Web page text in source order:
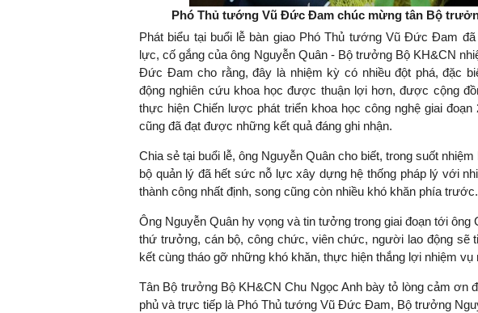
Phó Thủ tướng Vũ Đức Đam chúc mừng tân Bộ
Phát biểu tại buổi lễ bàn giao Phó Thủ tướng Vũ Đức Đam
lực, cố gắng của ông Nguyễn Quân - Bộ trưởng Bộ KH&CN
Đức Đam cho rằng, đây là nhiệm kỳ có nhiều đột phá, đặc
động nghiên cứu khoa học được thuận lợi hơn, được cộng
thực hiện Chiến lược phát triển khoa học công nghệ giai
cũng đã đạt được những kết quả đáng ghi nhận.
Chia sẻ tại buổi lễ, ông Nguyễn Quân cho biết, trong suốt
bộ quản lý đã hết sức nỗ lực xây dựng hệ thống pháp lý với
thành công nhất định, song cũng còn nhiều khó khăn phía trước.
Ông Nguyễn Quân hy vọng và tin tưởng trong giai đoạn tới
thứ trưởng, cán bộ, công chức, viên chức, người lao động sẽ
kết cùng tháo gỡ những khó khăn, thực hiện thắng lợi nhiệm vụ
Tân Bộ trưởng Bộ KH&CN Chu Ngọc Anh bày tỏ lòng cảm ơn
phủ và trực tiếp là Phó Thủ tướng Vũ Đức Đam, Bộ trưởng
ngay từ bây giờ và trên thực tế
đang được tiến hành như tăng
đầu tư cho khoa học công
nghệ; ban hành các cơ chế
khuyến khích đổi mới sáng tạo,
khởi nghiệp..."
sách tài
nghĩa hỗ
đóng vai
tăng